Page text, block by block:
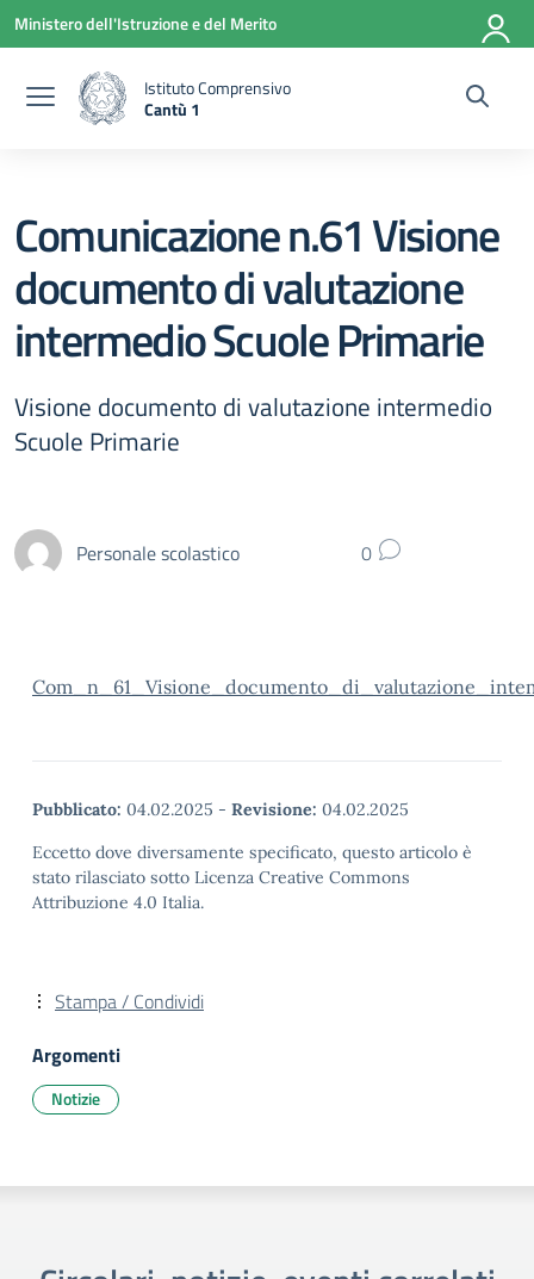
Vai ai contenuti
Vai al menu di navigazione
Vai al footer
Ministero dell'Istruzione e del Merito
Istituto Comprensivo
Cantù 1
Comunicazione n.61 Visione
documento di valutazione
intermedio Scuole Primarie
Visione documento di valutazione intermedio
Scuole Primarie
Personale scolastico 0
Pubblicato: 04.02.2025 - Revisione: 04.02.2025
Eccetto dove diversamente specificato, questo articolo è
stato rilasciato sotto Licenza Creative Commons
Attribuzione 4.0 Italia.
Stampa / Condividi
Argomenti
Notizie